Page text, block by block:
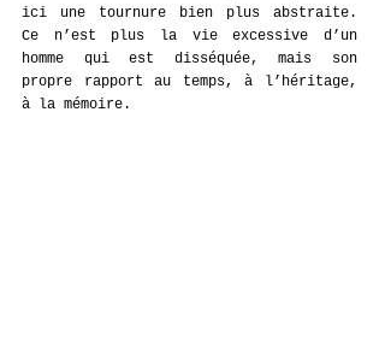
ici une tournure bien plus abstraite.
Ce n’est plus la vie excessive d’un
homme qui est disséquée, mais son
propre rapport au temps, à l’héritage,
à la mémoire.